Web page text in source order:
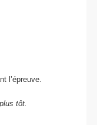
l’épreuve.
tôt.